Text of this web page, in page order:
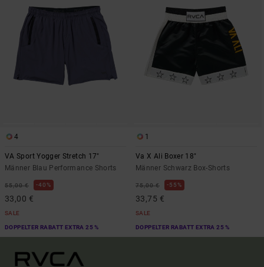
4
VA Sport Yogger Stretch 17"
Männer Blau Performance Shorts
55,00 € 40%
33,00 €
SALE
DOPPELTER RABATT EXTRA 25 %
1
Va X Ali Boxer 18"
Männer Schwarz Box-Shorts
75,00 € 55%
33,75 €
SALE
DOPPELTER RABATT EXTRA 25 %